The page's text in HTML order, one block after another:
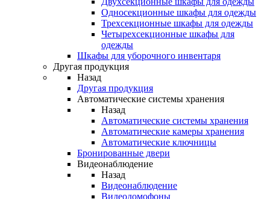
Односекционные шкафы для одежды
Трехсекционные шкафы для одежды
Четырехсекционные шкафы для
одежды
Шкафы для уборочного инвентаря
Другая продукция
Назад
Другая продукция
Автоматические системы хранения
Назад
Автоматические системы хранения
Автоматические камеры хранения
Автоматические ключницы
Бронированные двери
Видеонаблюдение
Назад
Видеонаблюдение
Видеодомофоны